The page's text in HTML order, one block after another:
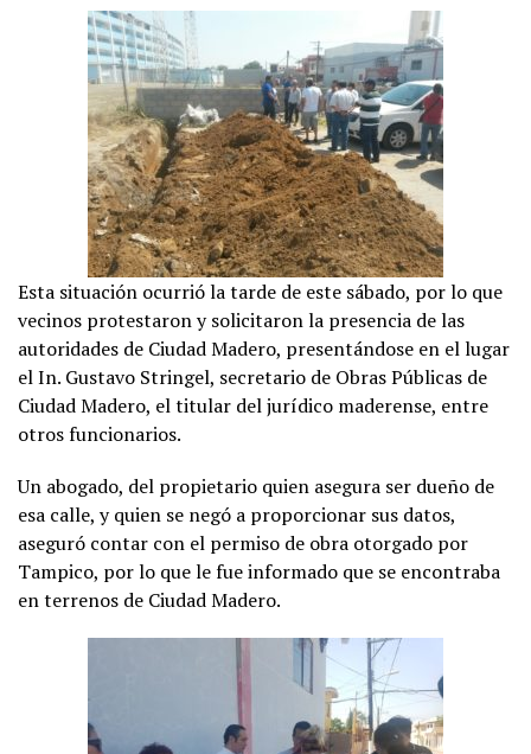
Esta situación ocurrió la tarde de este sábado, por lo que
vecinos protestaron y solicitaron la presencia de las
autoridades de Ciudad Madero, presentándose en el lugar
el In. Gustavo Stringel, secretario de Obras Públicas de
Ciudad Madero, el titular del jurídico maderense, entre
otros funcionarios.
Un abogado, del propietario quien asegura ser dueño de
esa calle, y quien se negó a proporcionar sus datos,
aseguró contar con el permiso de obra otorgado por
Tampico, por lo que le fue informado que se encontraba
en terrenos de Ciudad Madero.